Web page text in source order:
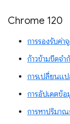
Chrome 120
การรองรับค่
ก้าวข้ามขีดจำ
การเปลี่ยนแ
การอัปเดตข้
การหาปริมาณ